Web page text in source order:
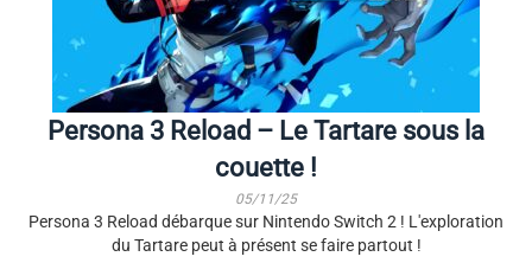
Persona 3 Reload – Le Tartare sous la
couette !
05/11/25
Persona 3 Reload débarque sur Nintendo Switch 2 ! L'exploration
du Tartare peut à présent se faire partout !